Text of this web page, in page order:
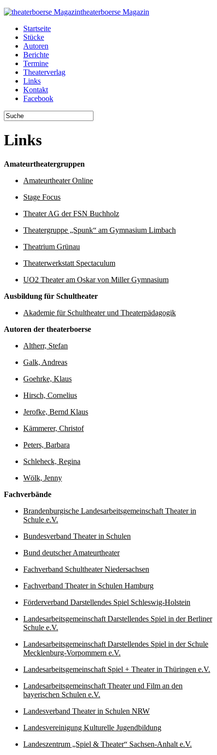
theaterboerse Magazin
Startseite
Stücke
Autoren
Berichte
Termine
Theaterverlag
Links
Kontakt
Facebook
Links
Amateurtheatergruppen
Amateurtheater Online
Stage Focus
Theater AG der FSN Buchholz
Theatergruppe „Spunk“ am Gymnasium Limbach
Theatrium Grünau
Theaterwerkstatt Spectaculum
UO2 Theater am Oskar von Miller Gymnasium
Ausbildung für Schultheater
Akademie für Schultheater und Theaterpädagogik
Autoren der theaterboerse
Altherr, Stefan
Galk, Andreas
Goehrke, Klaus
Hirsch, Cornelius
Jerofke, Bernd Klaus
Kämmerer, Christof
Peters, Barbara
Schleheck, Regina
Wölk, Jenny
Fachverbände
Brandenburgische Landesarbeitsgemeinschaft Theater in
Schule e.V.
Bundesverband Theater in Schulen
Bund deutscher Amateurtheater
Fachverband Schultheater Niedersachsen
Fachverband Theater in Schulen Hamburg
Förderverband Darstellendes Spiel Schleswig-Holstein
Landesarbeitsgemeinschaft Darstellendes Spiel in der Berliner
Schule e.V.
Landesarbeitsgemeinschaft Darstellendes Spiel in der Schule
Mecklenburg-Vorpommern e.V.
Landesarbeitsgemeinschaft Spiel + Theater in Thüringen e.V.
Landesarbeitsgemeinschaft Theater und Film an den
bayerischen Schulen e.V.
Landesverband Theater in Schulen NRW
Landesvereinigung Kulturelle Jugendbildung
Landeszentrum „Spiel & Theater“ Sachsen-Anhalt e.V.